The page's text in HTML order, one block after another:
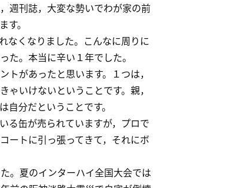
週刊誌，大変な勢いでわが家の前
。
なくなりました。こんなに周りに
た。本当に辛い１年でした。
があったと思います。１つは，
いけないということです。親，
分だということです。
る缶が売られていますが，プロで
ートに引っ張ってきて，それにボ
。夏のインターハイ全国大会では